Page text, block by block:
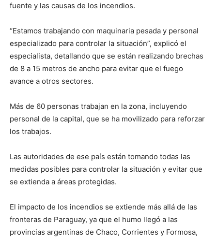
fuente y las causas de los incendios.
“Estamos trabajando con maquinaria pesada y personal
especializado para controlar la situación”, explicó el
especialista, detallando que se están realizando brechas
de 8 a 15 metros de ancho para evitar que el fuego
avance a otros sectores.
Más de 60 personas trabajan en la zona, incluyendo
personal de la capital, que se ha movilizado para reforzar
los trabajos.
Las autoridades de ese país están tomando todas las
medidas posibles para controlar la situación y evitar que
se extienda a áreas protegidas.
El impacto de los incendios se extiende más allá de las
fronteras de Paraguay, ya que el humo llegó a las
provincias argentinas de Chaco, Corrientes y Formosa,